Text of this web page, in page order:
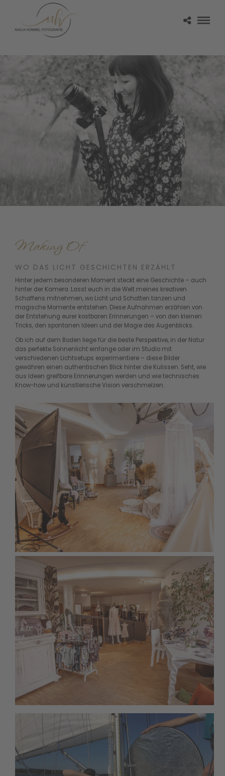
Making Of
WO DAS LICHT GESCHICHTEN ERZÄHLT
Hinter jedem besonderen Moment steckt eine Geschichte – auch
hinter der Kamera. Lasst euch in die Welt meines kreativen
Schaffens mitnehmen, wo Licht und Schatten tanzen und
magische Momente entstehen. Diese Aufnahmen erzählen von
der Entstehung eurer kostbaren Erinnerungen – von den kleinen
Tricks, den spontanen Ideen und der Magie des Augenblicks.
Ob ich auf dem Boden liege für die beste Perspektive, in der Natur
das perfekte Sonnenlicht einfange oder im Studio mit
verschiedenen Lichtsetups experimentiere – diese Bilder
gewähren einen authentischen Blick hinter die Kulissen. Seht, wie
aus Ideen greifbare Erinnerungen werden und wie technisches
Know-how und künstlerische Vision verschmelzen.